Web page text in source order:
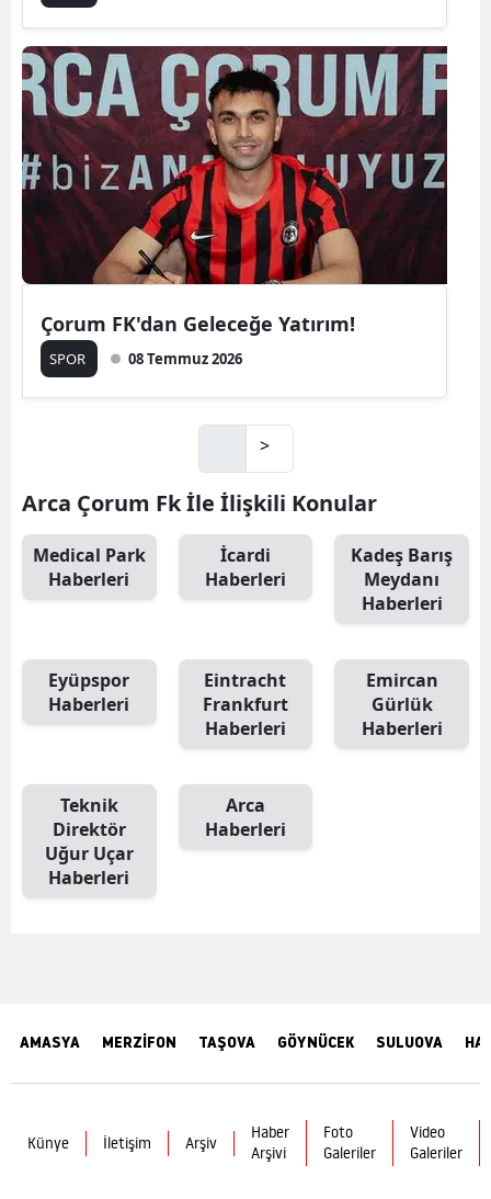
Çorum FK'dan Geleceğe Yatırım!
SPOR 08 Temmuz 2026
>
Arca Çorum Fk İle İlişkili Konular
Medical Park
Haberleri
İcardi
Haberleri
Kadeş Barış
Meydanı
Haberleri
Eyüpspor
Haberleri
Eintracht
Frankfurt
Haberleri
Emircan
Gürlük
Haberleri
Teknik
Direktör
Uğur Uçar
Haberleri
Arca
Haberleri
AMASYA MERZİFON TAŞOVA GÖYNÜCEK SULUOVA
Künye İletişim Arşiv
Haber
Arşivi
Foto
Galeriler
Video
Galeriler